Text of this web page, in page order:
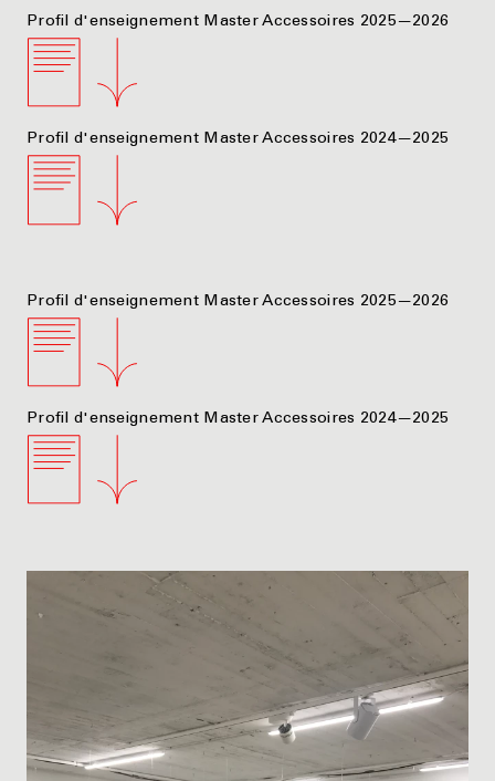
Profil d'enseignement Master Accessoires 2025—2026
Profil d'enseignement Master Accessoires 2024—2025
Profil d'enseignement Master Accessoires 2025—2026
Profil d'enseignement Master Accessoires 2024—2025